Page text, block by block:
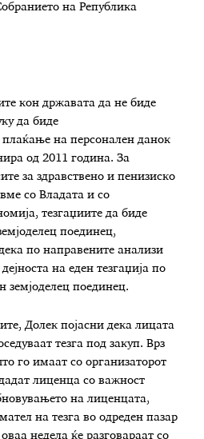
на Република
кон државата да не биде
да биде
на персонален данок
од 2011 година. За
за здравствено и пенизиско
со Владата и со
тезгаџиите да биде
поединец,
по направените анализи
на еден тезгаџија по
земјоделец поединец.
Долек појасни дека лицата
тезга под закуп. Врз
го имаат со организаторот
лиценца со важност
на лиценцата,
на тезга во одреден пазар
недела ќе разговараат со